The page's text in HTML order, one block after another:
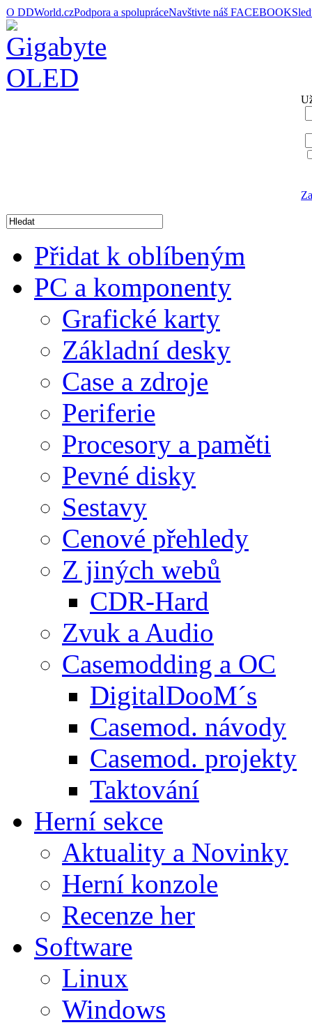
O DDWorld.czPodpora a spolupráceNavštivte náš FACEBOOK
Přidat k oblíbeným
PC a komponenty
Grafické karty
Základní desky
Case a zdroje
Periferie
Procesory a paměti
Pevné disky
Sestavy
Cenové přehledy
Z jiných webů
CDR-Hard
Zvuk a Audio
Casemodding a OC
DigitalDooM´s
Casemod. návody
Casemod. projekty
Taktování
Herní sekce
Aktuality a Novinky
Herní konzole
Recenze her
Software
Linux
Windows